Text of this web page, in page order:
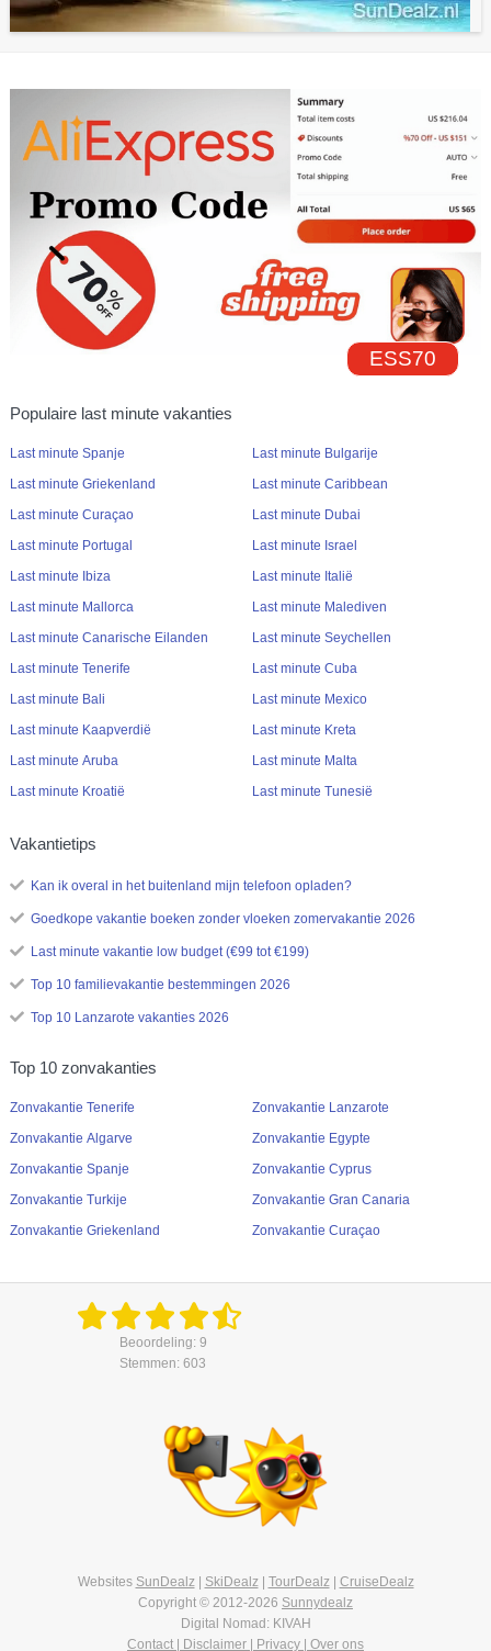
ESS70
Populaire last minute vakanties
Last minute Spanje
Last minute Griekenland
Last minute Curaçao
Last minute Portugal
Last minute Ibiza
Last minute Mallorca
Last minute Canarische Eilanden
Last minute Tenerife
Last minute Bali
Last minute Kaapverdië
Last minute Aruba
Last minute Kroatië
Last minute Bulgarije
Last minute Caribbean
Last minute Dubai
Last minute Israel
Last minute Italië
Last minute Malediven
Last minute Seychellen
Last minute Cuba
Last minute Mexico
Last minute Kreta
Last minute Malta
Last minute Tunesië
Vakantietips
Kan ik overal in het buitenland mijn telefoon opladen?
Goedkope vakantie boeken zonder vloeken zomervakantie 2026
Last minute vakantie low budget (€99 tot €199)
Top 10 familievakantie bestemmingen 2026
Top 10 Lanzarote vakanties 2026
Top 10 zonvakanties
Zonvakantie Tenerife
Zonvakantie Algarve
Zonvakantie Spanje
Zonvakantie Turkije
Zonvakantie Griekenland
Zonvakantie Lanzarote
Zonvakantie Egypte
Zonvakantie Cyprus
Zonvakantie Gran Canaria
Zonvakantie Curaçao
Beoordeling: 9
Stemmen: 603
Websites SunDealz| SkiDealz| TourDealz| CruiseDealz
Copyright © 2012-2026 Sunnydealz
Digital Nomad: KIVAH
Contact | Disclaimer | Privacy | Over ons